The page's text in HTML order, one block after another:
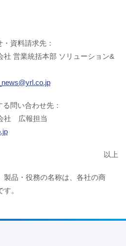
資料請求先：
社 営業統括本部 ソリューション&
問い合わせ先：
社 広報担当
以上
品・役務の名称は、各社の商
。